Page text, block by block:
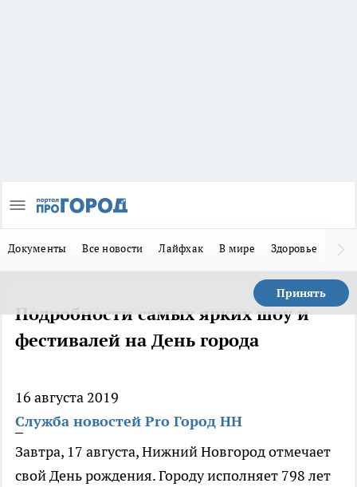
Документы Все новости Лайфхак В мире Здоровье
Принять
Подробности самых ярких шоу и
фестивалей на День города
16 августа 2019
Служба новостей Pro Город НН
Завтра, 17 августа, Нижний Новгород отмечает
свой День рождения. Городу исполняет 798 лет